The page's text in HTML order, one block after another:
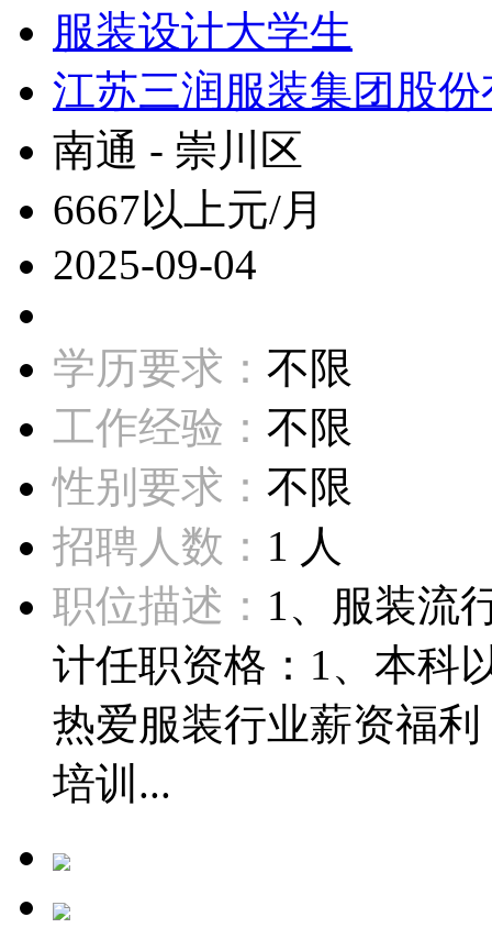
服装设计大学生
江苏三润服装集团股
南通 - 崇川区
6667以上元/月
2025-09-04
学历要求： 不限
工作经验： 不限
性别要求： 不限
招聘人数： 1 人
职位描述： 1、服装流
计任职资格：1、本科
热爱服装行业薪资福
培训...